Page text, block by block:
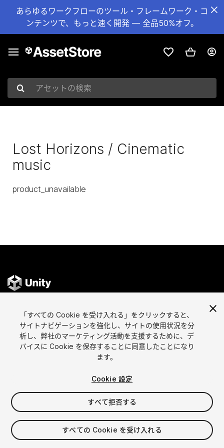
あらゆるワークフローのツール・フレームワーク・コ
ンテンツで、もっと速く開発 — 全品50%オフ。
アセットの検索
Lost Horizons / Cinematic
music
product_unavailable
言語選択
English
简体中文
Unityアセットを販売
アセットを販売
販売審査ガイドライン
Asset Store Tools
よくあるご質問
アセットを見つける
最も人気のアセット
アフィリエイト
プログラムの内容
「すべての Cookie を受け入れる」をクリックすると、
サイトナビゲーションを強化し、サイトの使用状況を分
析し、弊社のマーケティング活動を支援するために、デ
バイスに Cookie を保存することに同意したことになり
ます。
Cookie 設定
すべて拒否する
すべての Cookie を受け入れる